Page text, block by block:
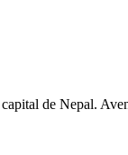
de Nepal.